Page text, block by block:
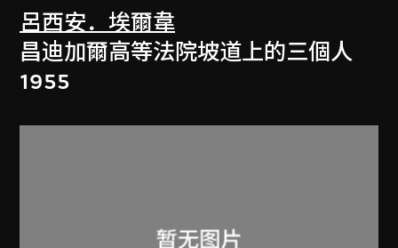
呂西安．埃爾韋
昌迪加爾高等法院坡道上的三個人
1955